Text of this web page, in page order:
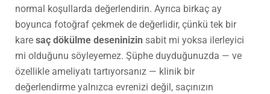
normal koşullarda değerlendirin. Ayrıca birkaç ay
boyunca fotoğraf çekmek de değerlidir, çünkü tek bir
kare saç dökülme deseninizin sabit mi yoksa ilerleyici
mi olduğunu söyleyemez. Şüphe duyduğunuzda — ve
özellikle ameliyatı tartıyorsanız — klinik bir
değerlendirme yalnızca evrenizi değil, saçınızın